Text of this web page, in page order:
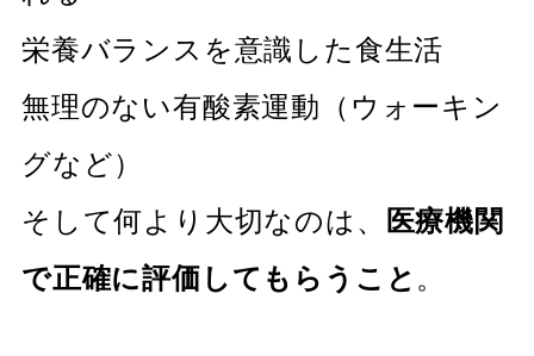
栄養バランスを意識した食生活
無理のない有酸素運動（ウォーキン
グなど）
そして何より大切なのは、
医療機関
で正確に評価してもらうこと 。